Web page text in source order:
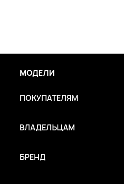
МОДЕЛИ
ПОКУПАТЕЛЯМ
ВЛАДЕЛЬЦАМ
БРЕНД